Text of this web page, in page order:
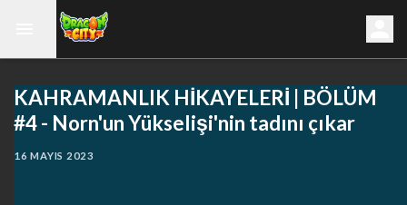
KAHRAMANLIK HİKAYELERİ | BÖLÜM
#4 - Norn'un Yükselişi'nin tadını çıkar
16 MAYIS 2023